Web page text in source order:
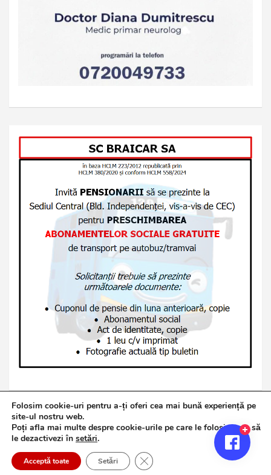
Copyright © 2026Jurnalul de Brăila
Politică de confidențialitate
Theme Horse
Proudly Powered by:WordPress
Folosim cookie-uri pentru a-ți oferi cea mai bună experiență pe
site-ul nostru web.
Poți afla mai multe despre cookie-urile pe care le folosim sau să
le dezactivezi în setări.
Acceptă toate Setări Close GDPR Cookie Banner